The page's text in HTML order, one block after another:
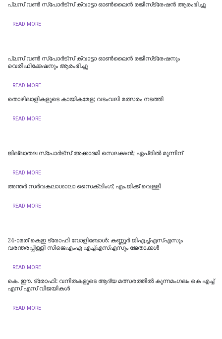
പ്ലസ് വണ്‍ സ്‌പോര്‍ട്സ് ക്വാട്ടാ ഓണ്‍ലൈന്‍ രജിസ്‌ട്രേഷന്‍ ആരംഭിച്ചു
READ MORE
പ്ലസ് വൺ സ്‌പോർട്‌സ് ക്വാട്ടാ ഓൺലൈൻ രജിസ്‌ട്രേഷനും
വെരിഫിക്കേഷനും ആരംഭിച്ചു
READ MORE
തൊഴിലാളികളുടെ കായികമേള; വടംവലി മത്സരം നടത്തി
READ MORE
ജില്ലാതല സ്പോർട്‌സ് അക്കാദമി സെലക്ഷൻ; ഏപ്രിൽ മൂന്നിന്
READ MORE
അന്തര്‍ സര്‍വകലാശാലാ സൈക്ലിംഗ്; എം.ജിക്ക് വെള്ളി
READ MORE
24-ാമത് കെഇ ട്രോഫി വോളിബോൾ: കണ്ണൂർ ജിഎച്ച്എസ്എസും
വരന്തരപ്പിള്ളി സിജെഎംഎ എച്ച്എസ്എസും ജേതാക്കൾ
READ MORE
കെ. ഈ. ട്രോഫി: വനിതകളുടെ ആദ്യ മത്സരത്തിൽ കുന്നമംഗലം കെ എച്ച്
എസ് എസ് വിജയികൾ
READ MORE